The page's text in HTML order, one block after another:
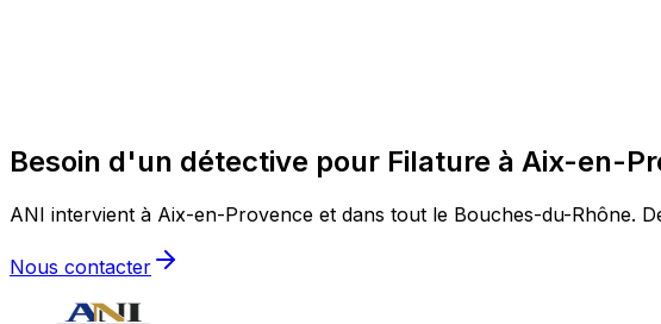
Besoin d'un détective pour Filature à Aix-en-
ANI intervient à Aix-en-Provence et dans tout le Bouches-du-Rhône.
Nous contacter